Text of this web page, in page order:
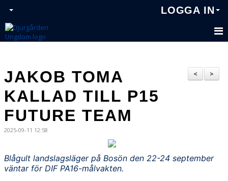
LOGGA IN
>
<
JAKOB TOMA
KALLAD TILL P15
FUTURE TEAM
2025-09-11 12:58
Blågult landslagsläger på Bosön den 22-24 september
väntar för DIF PA16-målvakten.